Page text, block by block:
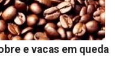
e vacas em queda